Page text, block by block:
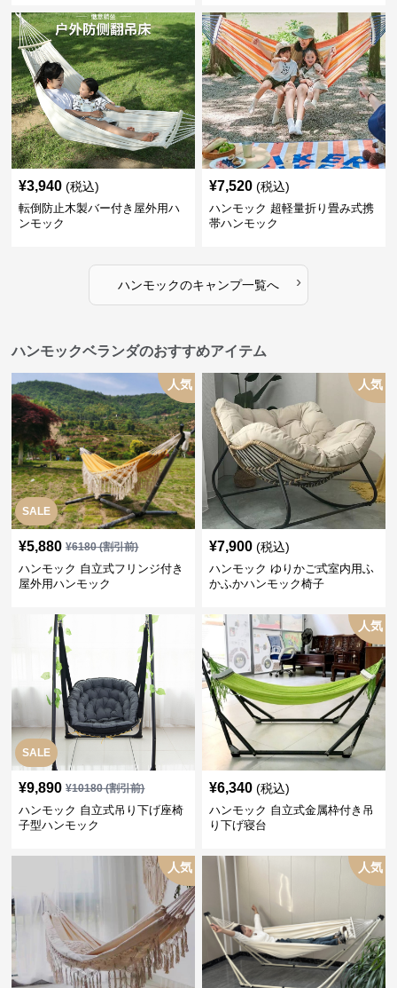
¥3,940 (税込)
転倒防止木製バー付き屋外用ハ
ンモック
¥7,520 (税込)
ハンモック 超軽量折り畳み式携
帯ハンモック
ハンモックのキャンプ一覧へ ›
ハンモックベランダのおすすめアイテム
SALE
人気
¥5,880 ¥6180(割引前)
ハンモック 自立式フリンジ付き
屋外用ハンモック
人気
¥7,900 (税込)
ハンモック ゆりかご式室内用ふ
かふかハンモック椅子
SALE
¥9,890 ¥10180(割引前)
ハンモック 自立式吊り下げ座椅
子型ハンモック
人気
¥6,340 (税込)
ハンモック 自立式金属枠付き吊
り下げ寝台
人気 人気